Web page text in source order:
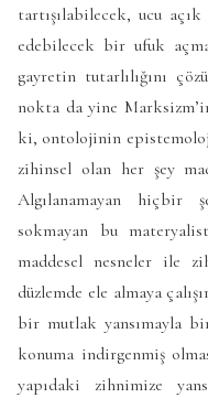
tartışılabilecek, ucu
edebilecek bir ufuk
gayretin tutarlılığını
nokta da yine
ki, ontolojinin
zihinsel olan her şey
Algılanamayan hiçbir
sokmayan bu
maddesel nesneler ile
düzlemde ele almaya
bir mutlak yansımayla
konuma indirgenmiş
yapıdaki zihnimize